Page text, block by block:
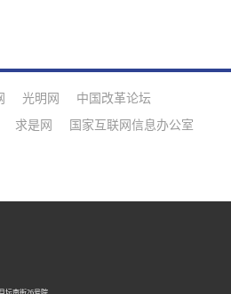
光明网
中国改革论坛
求是网
国家互联网信息办公室